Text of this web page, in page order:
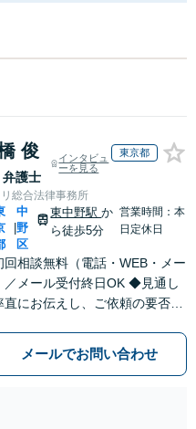
俊
弁護士
インタビュ
ーを見る
東京都
リ総合法律事務所
中
野
区
東中野駅か
ら徒歩5分
営業時間：本
日定休日
相談無料（電話・WEB・メー
／メール受付終日OK ◆見通し
直にお伝えし、ご依頼の要否も
まで弁護士本人が一貫してスピ
ィーに対応いたします。 ◆累計
メールでお問い合わせ